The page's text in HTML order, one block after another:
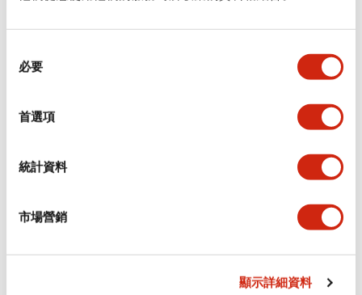
必要
首選項
統計資料
市場營銷
顯示詳細資料
環境規範
功能規格